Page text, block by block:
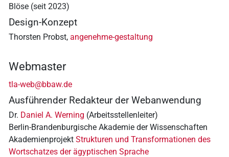
Blöse (seit 2023)
Design-Konzept
Thorsten Probst, angenehme-gestaltung
Webmaster
tla-web@bbaw.de
Ausführender Redakteur der Webanwendung
Dr. Daniel A. Werning (Arbeitsstellenleiter)
Berlin-Brandenburgische Akademie der Wissenschaften
Akademienprojekt Strukturen und Transformationen des
Wortschatzes der ägyptischen Sprache